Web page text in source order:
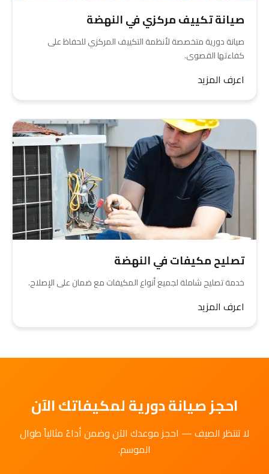
صيانة تكييف مركزي في النهضة
صيانة دورية متخصصة لأنظمة التكييف المركزي للحفاظ على
كفاءتها القصوى.
اعرف المزيد
تصليح مكيفات في النهضة
خدمة تصليح شاملة لجميع أنواع المكيفات مع ضمان على الإصلاح.
اعرف المزيد
احجز صيانة دورية لمكيفاتك الآن
لا تنتظر الصيف — احجز موعدك الآن وضمن أداءً مثالياً طوال
الموسم.